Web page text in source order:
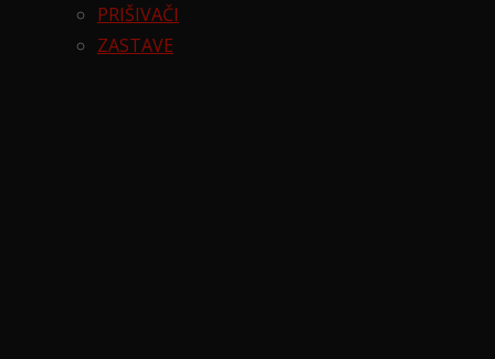
PRIŠIVAČI
ZASTAVE